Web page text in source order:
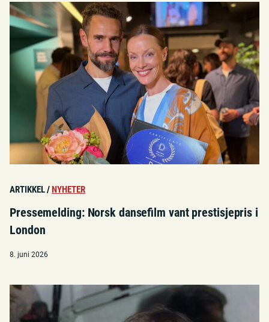
ARTIKKEL/ NYHETER
Pressemelding: Norsk dansefilm vant prestisjepris i
London
8. juni 2026